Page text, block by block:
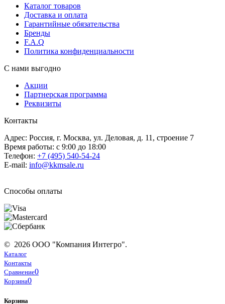
Каталог товаров
Доставка и оплата
Гарантийные обязательства
Бренды
F.A.Q
Политика конфиденциальности
С нами выгодно
Акции
Партнерская программа
Реквизиты
Контакты
Адрес: Россия, г. Москва, ул. Деловая, д. 11, строение 7
Время работы: с 9:00 до 18:00
Телефон: +7 (495) 540-54-24
E-mail: info@kkmsale.ru
Способы оплаты
© 2026 ООО "Компания Интегро".
Каталог
Контакты
Сравнение0
Корзина0
Корзина